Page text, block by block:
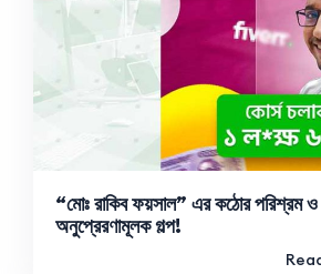
“মোঃ রাকিব ফয়সাল” এর কঠোর পরিশ্রম ও
অনুপ্রেরণামূলক গল্প!